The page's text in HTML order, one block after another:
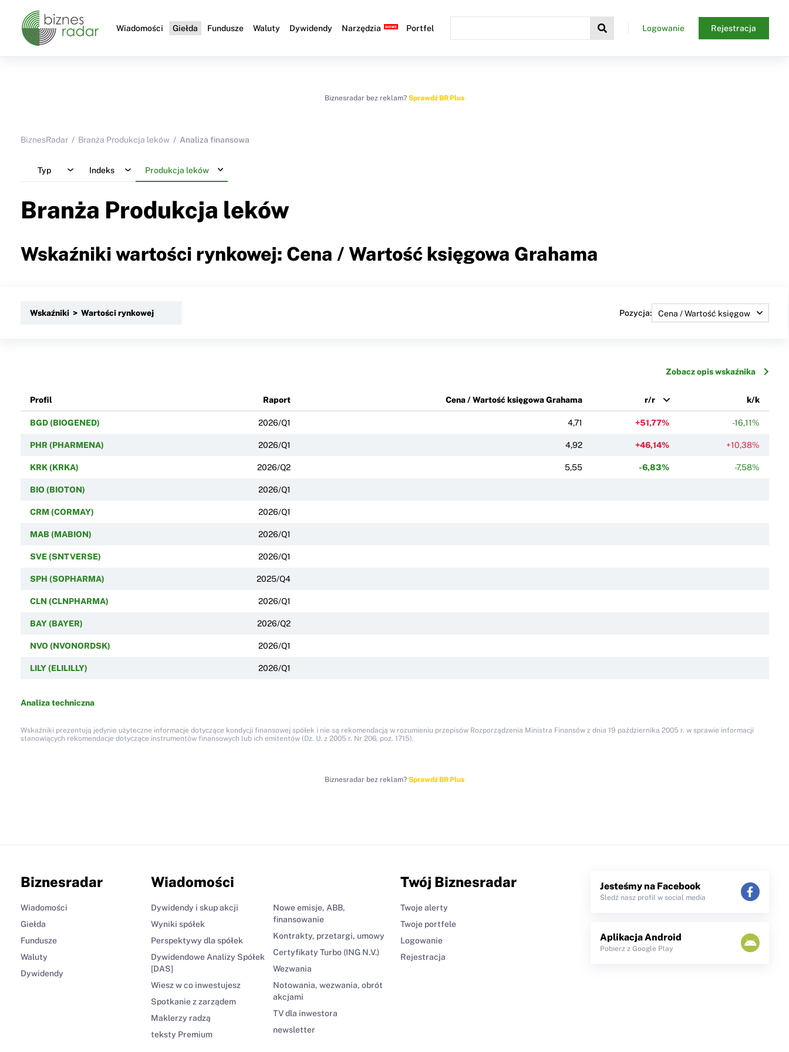
Wiadomości Giełda Fundusze Waluty Dywidendy Narzędzia Portfel Logowanie Rejestracja
Biznesradar bez reklam? Sprawdź BR Plus
BiznesRadar Branża Produkcja leków Analiza finansowa
Typ Indeks Produkcja leków
Branża Produkcja leków
Wskaźniki wartości rynkowej: Cena / Wartość księgowa Grahama
Wskaźniki > Wartości rynkowej Pozycja:
Zobacz opis wskaźnika
Profil Raport Cena / Wartość księgowa Grahama r/r k/k
BGD (BIOGENED) 2026/Q1 4,71 +51,77% -16,11%
PHR (PHARMENA) 2026/Q1 4,92 +46,14% +10,38%
KRK (KRKA) 2026/Q2 5,55 -6,83% -7,58%
BIO (BIOTON) 2026/Q1
CRM (CORMAY) 2026/Q1
MAB (MABION) 2026/Q1
SVE (SNTVERSE) 2026/Q1
SPH (SOPHARMA) 2025/Q4
CLN (CLNPHARMA) 2026/Q1
BAY (BAYER) 2026/Q2
NVO (NVONORDSK) 2026/Q1
LILY (ELILILLY) 2026/Q1
Analiza techniczna
Wskaźniki prezentują jedynie użyteczne informacje dotyczące kondycji finansowej spółek i nie są rekomendacją w rozumieniu przepisów Rozporządzenia Ministra Finansów z dnia 19 października 2005 r. w sprawie informacji
stanowiących rekomendacje dotyczące instrumentów finansowych lub ich emitentów (Dz. U. z 2005 r. Nr 206, poz. 1715).
Biznesradar bez reklam? Sprawdź BR Plus
Biznesradar
Wiadomości
Giełda
Fundusze
Waluty
Dywidendy
Wiadomości
Dywidendy i skup akcji
Wyniki spółek
Perspektywy dla spółek
Dywidendowe Analizy Spółek
[DAS]
Wiesz w co inwestujesz
Spotkanie z zarządem
Maklerzy radzą
teksty Premium
Nowe emisje, ABB,
finansowanie
Kontrakty, przetargi, umowy
Certyfikaty Turbo (ING N.V.)
Wezwania
Notowania, wezwania, obrót
akcjami
TV dla inwestora
newsletter
Twój Biznesradar
Twoje alerty
Twoje portfele
Logowanie
Rejestracja
Jesteśmy na Facebook
Śledź nasz profil w social media
Aplikacja Android
Pobierz z Google Play